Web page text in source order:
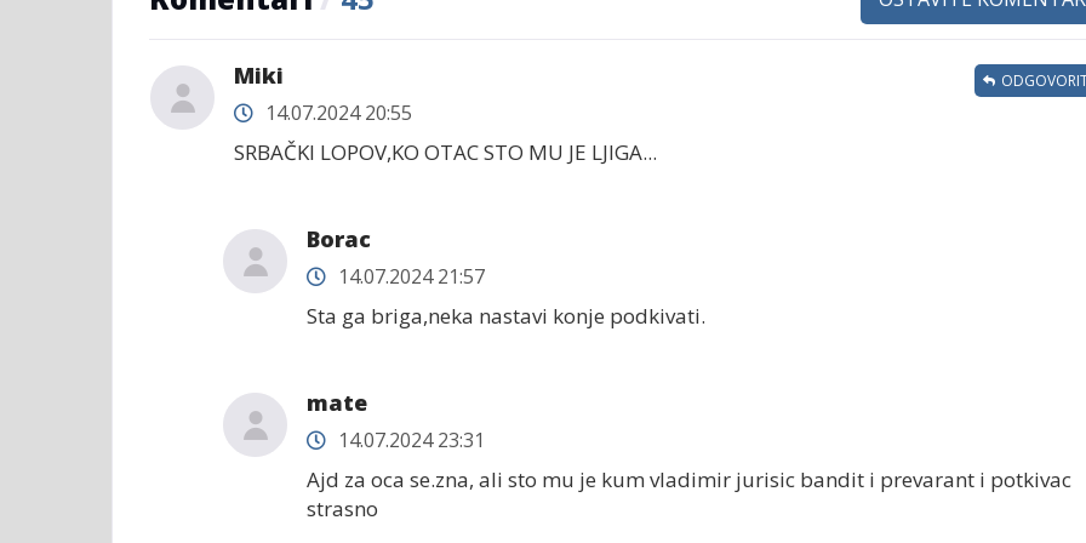
Miki
14.07.2024 20:55
SRBAČKI LOPOV,KO OTAC STO MU JE LJIGA...
Borac
14.07.2024 21:57
Sta ga briga,neka nastavi konje podkivati.
mate
14.07.2024 23:31
Ajd za oca se.zna, ali sto mu je kum vladimir jurisic bandit i prevarant i potkivac
strasno